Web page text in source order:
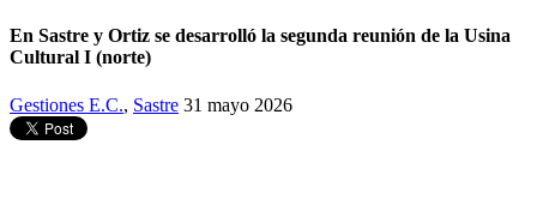
En Sastre y Ortiz se desarrolló la segunda reunión de la Usina
Cultural I (norte)
Gestiones E.C., Sastre 31 mayo 2026